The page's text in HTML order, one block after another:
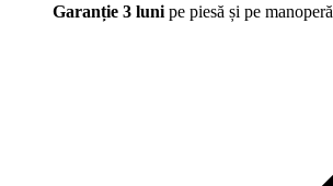
Garanție 3 luni pe piesă și pe manoperă